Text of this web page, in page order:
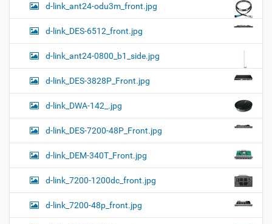
d-link_ant24-odu3m_front.jpg
d-link_DES-6512_front.jpg
d-link_ant24-0800_b1_side.jpg
d-link_DES-3828P_Front.jpg
d-link_DWA-142_.jpg
d-link_DES-7200-48P_Front.jpg
d-link_DEM-340T_Front.jpg
d-link_7200-1200dc_front.jpg
d-link_7200-48p_front.jpg